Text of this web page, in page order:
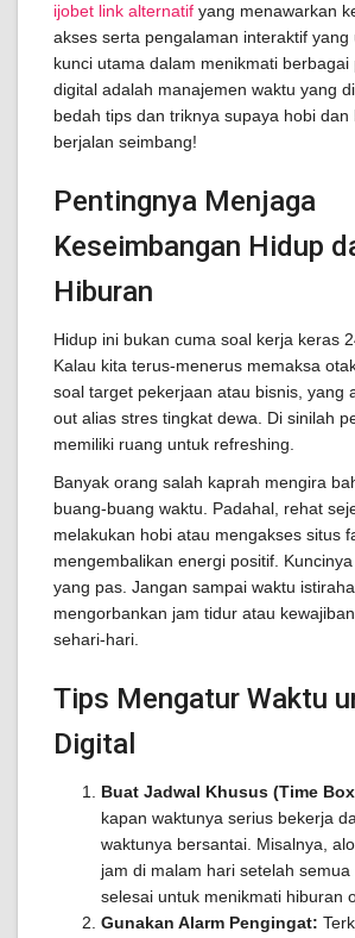
ijobet link alternatif yang menawarkan
akses serta pengalaman interaktif yang
kunci utama dalam menikmati berbagai
digital adalah manajemen waktu yang
bedah tips dan triknya supaya hobi dan
berjalan seimbang!
Pentingnya Menjaga
Keseimbangan Hidup
Hiburan
Hidup ini bukan cuma soal kerja keras
Kalau kita terus-menerus memaksa
soal target pekerjaan atau bisnis, yang
out alias stres tingkat dewa. Di sinilah
memiliki ruang untuk refreshing.
Banyak orang salah kaprah mengira
buang-buang waktu. Padahal, rehat
melakukan hobi atau mengakses situs
mengembalikan energi positif.
yang pas. Jangan sampai waktu
mengorbankan jam tidur atau
sehari-hari.
Tips Mengatur Waktu
Digital
Buat Jadwal Khusus (Time
kapan waktunya serius bekerja
waktunya bersantai. Misalnya,
jam di malam hari setelah semua
selesai untuk menikmati hiburan
Gunakan Alarm Pengingat: